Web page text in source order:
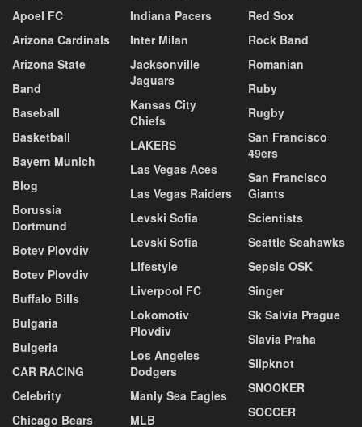
Apoel FC
Arizona Cardinals
Arizona State
Band
Baseball
Basketball
Bayern Munich
Blog
Borussia
Dortmund
Botev Plovdiv
Botev Plovdiv
Buffalo Bills
Bulgaria
Bulgeria
CAR RACING
Celebrity
Chicago Bears
Indiana Pacers
Inter Milan
Jacksonville
Jaguars
Kansas City
Chiefs
LAKERS
Las Vegas Aces
Las Vegas Raiders
Levski Sofia
Levski Sofia
Lifestyle
Liverpool FC
Lokomotiv
Plovdiv
Los Angeles
Dodgers
Manly Sea Eagles
MLB
Red Sox
Rock Band
Romanian
Ruby
Rugby
San Francisco
49ers
San Francisco
Giants
Scientists
Seattle Seahawks
Sepsis OSK
Singer
Sk Salvia Prague
Slavia Praha
Slipknot
SNOOKER
SOCCER